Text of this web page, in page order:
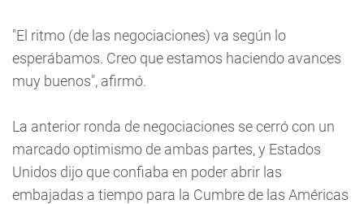
"El ritmo (de las negociaciones) va según lo
esperábamos. Creo que estamos haciendo avances
muy buenos", afirmó.
La anterior ronda de negociaciones se cerró con un
marcado optimismo de ambas partes, y Estados
Unidos dijo que confiaba en poder abrir las
embajadas a tiempo para la Cumbre de las Américas